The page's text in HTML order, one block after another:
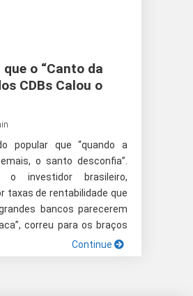
que o “Canto da
CDBs Calou o
popular que “quando a
o santo desconfia”.
o investidor brasileiro,
taxas de rentabilidade que
bancos parecerem
correu para os braços
Continue